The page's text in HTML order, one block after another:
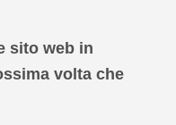
sito web in
volta che